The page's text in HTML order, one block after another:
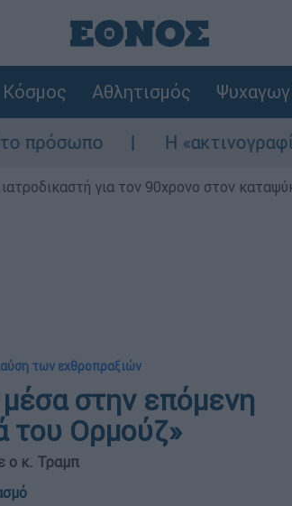
Κόσμος Αθλητισμός
Η «ακτινογραφία» της
για τον 90χρονο στον
των εχθροπραξιών
στην επόμενη
του Ορμούζ»
ο κ. Τραμπ